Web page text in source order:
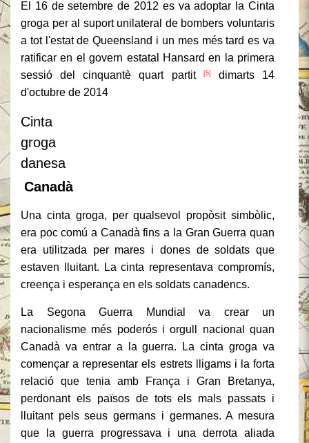
El 16 de setembre de 2012 es va adoptar la Cinta
groga per al suport unilateral de bombers voluntaris
a tot l'estat de Queensland i un mes més tard es va
ratificar en el govern estatal Hansard en la primera
sessió del cinquantè quart partit
[5]
dimarts 14
d'octubre de 2014
Cinta
groga
danesa
Canadà
Una cinta groga, per qualsevol propòsit simbòlic,
era poc comú a Canadà fins a la Gran Guerra quan
era utilitzada per mares i dones de soldats que
estaven lluitant.
La cinta representava compromís,
creença i esperança en els soldats canadencs.
La Segona Guerra Mundial va crear un
nacionalisme més poderós i orgull nacional quan
Canadà va entrar a la guerra.
La cinta groga va
començar a representar els estrets lligams i la forta
relació que tenia amb França i Gran Bretanya,
perdonant els països de tots els mals passats i
lluitant pels seus germans i germanes. A mesura
que la guerra progressava i una derrota aliada